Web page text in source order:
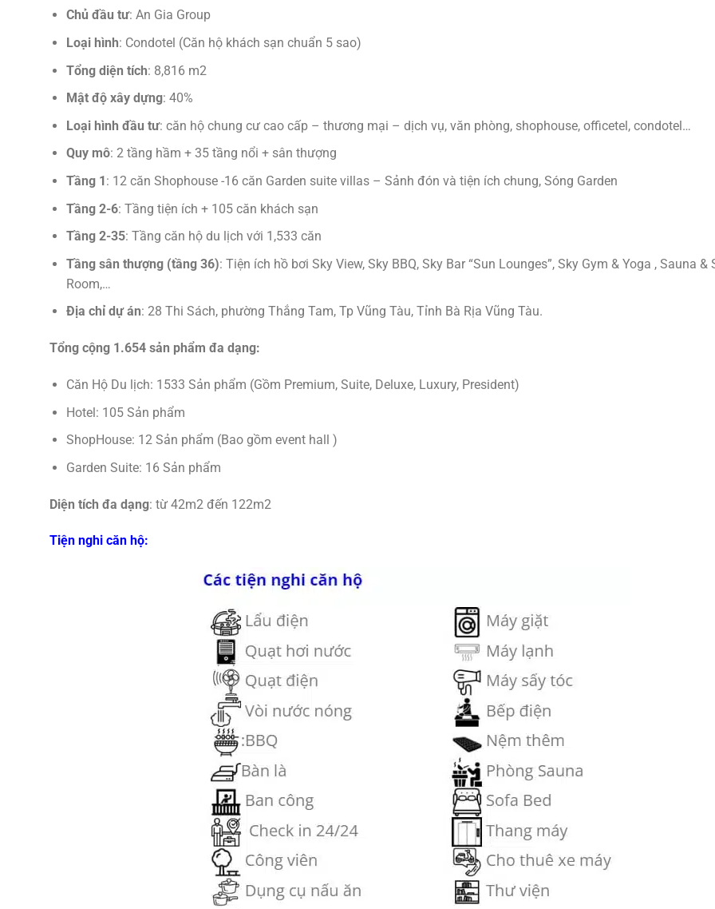
Chủ đầu tư: An Gia Group
Loại hình: Condotel (Căn hộ khách sạn chuẩn 5 sao)
Tổng diện tích: 8,816 m2
Mật độ xây dựng: 40%
Loại hình đầu tư: căn hộ chung cư cao cấp – thương mại – dịch vụ, văn phòng, shophouse, officetel, condotel…
Quy mô: 2 tầng hầm + 35 tầng nổi + sân thượng
Tầng 1: 12 căn Shophouse -16 căn Garden suite villas – Sảnh đón và tiện ích chung, Sóng Garden
Tầng 2-6: Tầng tiện ích + 105 căn khách sạn
Tầng 2-35: Tầng căn hộ du lịch với 1,533 căn
Tầng sân thượng (tầng 36): Tiện ích hồ bơi Sky View, Sky BBQ, Sky Bar “Sun Lounges”, Sky Gym & Yoga , Sauna &
Room,…
Địa chỉ dự án: 28 Thi Sách, phường Thắng Tam, Tp Vũng Tàu, Tỉnh Bà Rịa Vũng Tàu.
Tổng cộng 1.654 sản phẩm đa dạng:
Căn Hộ Du lịch: 1533 Sản phẩm (Gồm Premium, Suite, Deluxe, Luxury, President)
Hotel: 105 Sản phẩm
ShopHouse: 12 Sản phẩm (Bao gồm event hall )
Garden Suite: 16 Sản phẩm
Diện tích đa dạng: từ 42m2 đến 122m2
Tiện nghi căn hộ: